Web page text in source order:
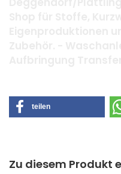
teilen
Zu diesem Produkt